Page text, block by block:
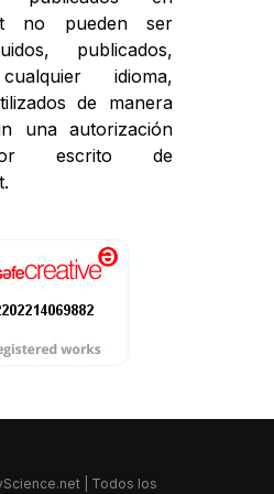
no pueden ser
publicados,
idioma,
de manera
una autorización
escrito de
| Todos los